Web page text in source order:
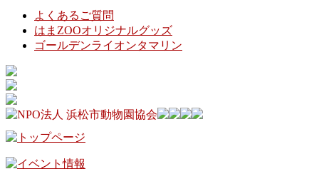
よくあるご質問
はまZOOオリジナルグッズ
ゴールデンライオンタマリン